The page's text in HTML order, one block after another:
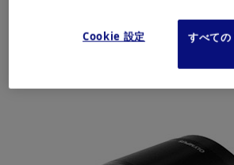
「M.ZUIKO DIGITAL ED 17mm
Cookie 設定
すべて